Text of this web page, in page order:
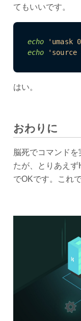
てもいいです。
echo 'umask
echo
'source
はい。
おわりに
脳死でコマンド
たが、とりあえ
でOKです。これ